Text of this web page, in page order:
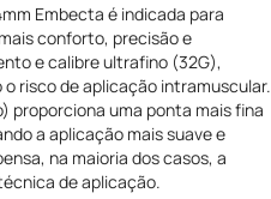
Embecta é indicada para
conforto, precisão e
e calibre ultrafino (32G),
risco de aplicação intramuscular.
proporciona uma ponta mais fina
a aplicação mais suave e
na maioria dos casos, a
de aplicação.